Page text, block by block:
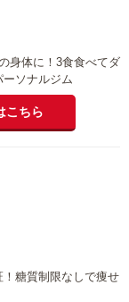
身体に！3食食べてダ
ソナルジム
こちら
糖質制限なしで痩せ